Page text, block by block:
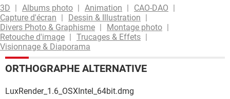
3D
Albums photo Animation
CAO-DAO
Capture d'écran
Dessin & Illustration
Divers Photo & Graphisme
Montage photo
Retouche d'image
Trucages & Effets
Visionnage & Diaporama
ORTHOGRAPHE ALTERNATIVE
LuxRender_1.6_OSXIntel_64bit.dmg